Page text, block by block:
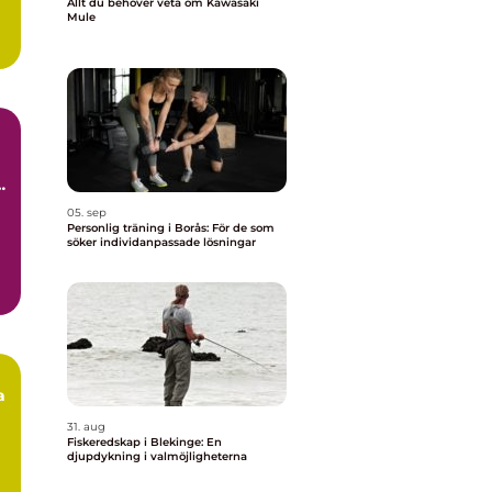
Mule
05. sep
Personlig träning i Borås: För de som
söker individanpassade lösningar
31. aug
Fiskeredskap i Blekinge: En
djupdykning i valmöjligheterna